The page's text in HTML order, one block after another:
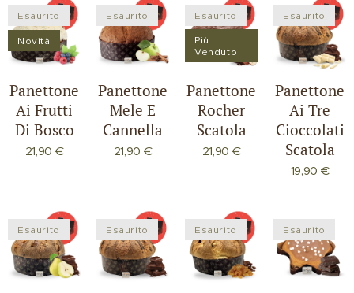
Panettone
Ai Frutti
Di Bosco
Esaurito
Novità
21,90 €
Panettone
Mele E
Cannella
Esaurito
21,90 €
Panettone
Rocher
Scatola
Esaurito
Più
Venduto
21,90 €
Panettone
Ai Tre
Cioccolati
Scatola
Esaurito
19,90 €
Esaurito Esaurito Esaurito Esaurito